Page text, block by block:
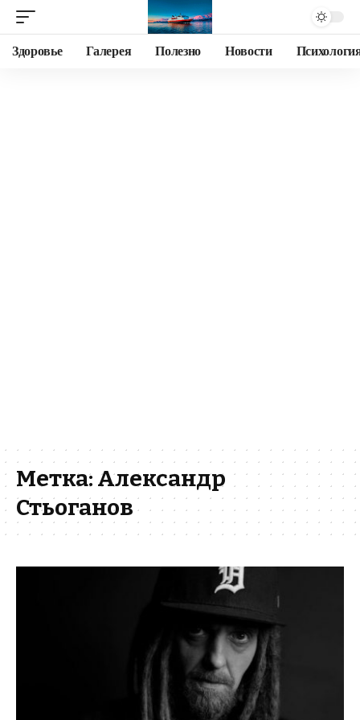
Здоровье Галерея Полезно Новости
Метка: Александр
Стьоганов